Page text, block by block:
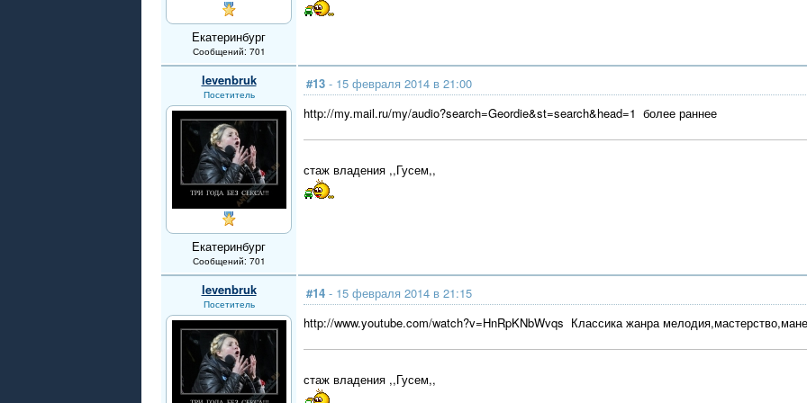
Екатеринбург
Сообщений: 701
levenbruk
Посетитель
Екатеринбург
Сообщений: 701
#13 - 15 февраля 2014 в 21:00
http://my.mail.ru/my/audio?search=Geordie&st=search&head=1 более раннее
стаж владения ,,Гусем,,
levenbruk
Посетитель
#14 - 15 февраля 2014 в 21:15
http://www.youtube.com/watch?v=HnRpKNbWvqs Классика жанра
стаж владения ,,Гусем,,